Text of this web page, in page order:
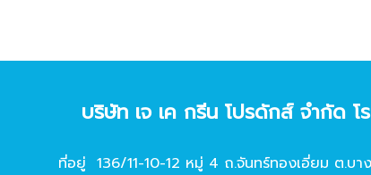
บริษัท เจ เค กรีน โปรดักส์ จํากัด
ที่อยู่ 136/11-10-12 หมู่ 4 ถ.จันทร์ทองเอี่ยม ต.บา